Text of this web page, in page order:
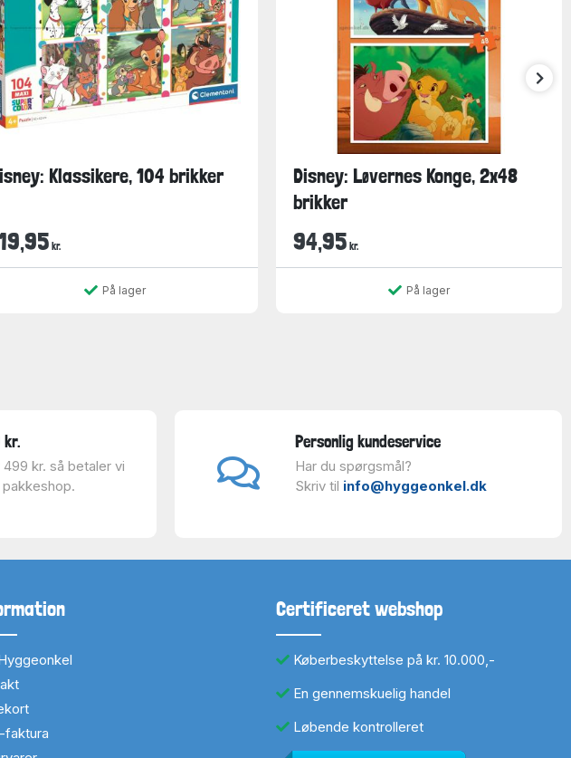
Klassikere, 104 brikker
kr.
På lager
Disney: Løvernes Konge, 2x48
brikker
94,95 kr.
På lager
kr. så betaler vi
Personlig kundeservice
Har du spørgsmål?
Skriv til info@hyggeonkel.dk
faktura
Certificeret webshop
Køberbeskyttelse på kr. 10.000,-
En gennemskuelig handel
Løbende kontrolleret